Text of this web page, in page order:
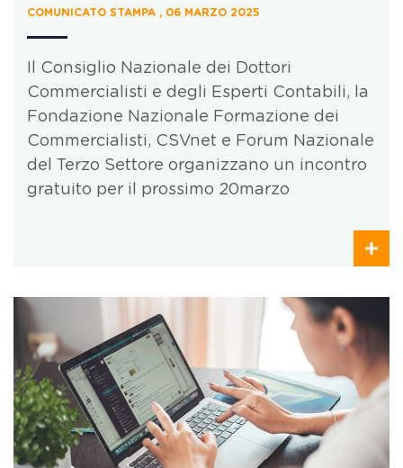
COMUNICATO STAMPA , 06 MARZO 2025
Il Consiglio Nazionale dei Dottori
Commercialisti e degli Esperti Contabili, la
Fondazione Nazionale Formazione dei
Commercialisti, CSVnet e Forum Nazionale
del Terzo Settore organizzano un incontro
gratuito per il prossimo 20marzo